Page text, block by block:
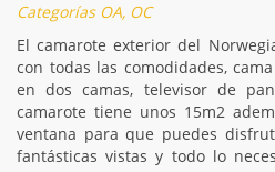
Categorías OA, OC
El camarote exterior del
con todas las comodidades,
en dos camas, televisor de
camarote tiene unos 15m2
ventana para que puedes
fantásticas vistas y todo lo